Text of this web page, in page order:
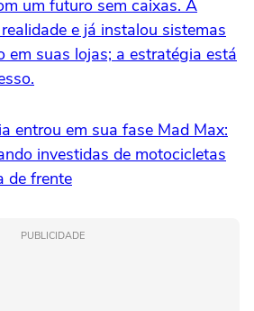
um futuro sem caixas. A
e já instalou sistemas
em suas lojas; a estratégia está
entrou em sua fase Mad Max:
investidas de motocicletas
de frente
PUBLICIDADE